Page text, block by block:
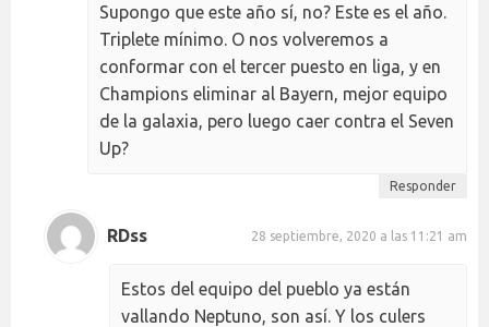
Supongo que este año sí, no? Este es el año.
Triplete mínimo. O nos volveremos a
conformar con el tercer puesto en liga, y en
Champions eliminar al Bayern, mejor equipo
de la galaxia, pero luego caer contra el Seven
Up?
Responder
RDss 28 septiembre, 2020 a las 11:21 am
Estos del equipo del pueblo ya están
vallando Neptuno, son así. Y los culers